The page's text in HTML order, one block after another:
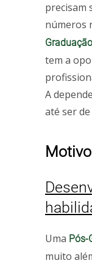
precisam
números
tem a
A
até ser
Uma
muito